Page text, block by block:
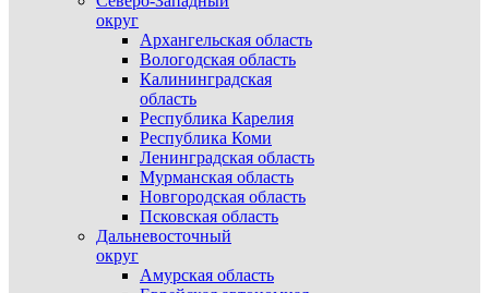
округ
Архангельская область
Вологодская область
Калининградская
область
Республика Карелия
Республика Коми
Ленинградская область
Мурманская область
Новгородская область
Псковская область
Дальневосточный
округ
Амурская область